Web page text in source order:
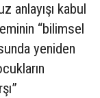
anlayışı kabul
“bilimsel
yeniden